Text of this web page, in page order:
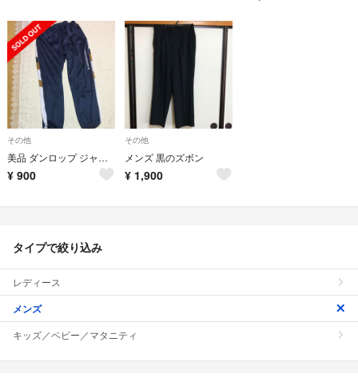
その他
美品 ダンロップ ジャージ パンツ Lサイズ
¥ 900
その他
メンズ 黒のズボン
¥ 1,900
タイプで絞り込み
レディース
メンズ
キッズ／ベビー／マタニティ